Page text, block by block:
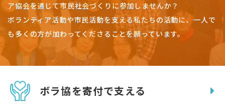
ア協会を通じて市民社会づくりに参加しませんか？
ボランティア活動や市民活動を支える私たちの活動に、一人で
も多くの方が加わってくださることを願っています。
ボラ協を寄付で支える